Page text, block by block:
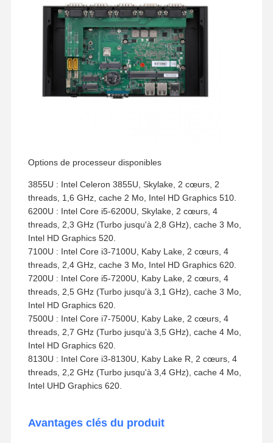
Options de processeur disponibles
3855U : Intel Celeron 3855U, Skylake, 2 cœurs, 2
threads, 1,6 GHz, cache 2 Mo, Intel HD Graphics 510.
6200U : Intel Core i5-6200U, Skylake, 2 cœurs, 4
threads, 2,3 GHz (Turbo jusqu'à 2,8 GHz), cache 3 Mo,
Intel HD Graphics 520.
7100U : Intel Core i3-7100U, Kaby Lake, 2 cœurs, 4
threads, 2,4 GHz, cache 3 Mo, Intel HD Graphics 620.
7200U : Intel Core i5-7200U, Kaby Lake, 2 cœurs, 4
threads, 2,5 GHz (Turbo jusqu'à 3,1 GHz), cache 3 Mo,
Intel HD Graphics 620.
7500U : Intel Core i7-7500U, Kaby Lake, 2 cœurs, 4
threads, 2,7 GHz (Turbo jusqu'à 3,5 GHz), cache 4 Mo,
Intel HD Graphics 620.
8130U : Intel Core i3-8130U, Kaby Lake R, 2 cœurs, 4
threads, 2,2 GHz (Turbo jusqu'à 3,4 GHz), cache 4 Mo,
Intel UHD Graphics 620.
Avantages clés du produit